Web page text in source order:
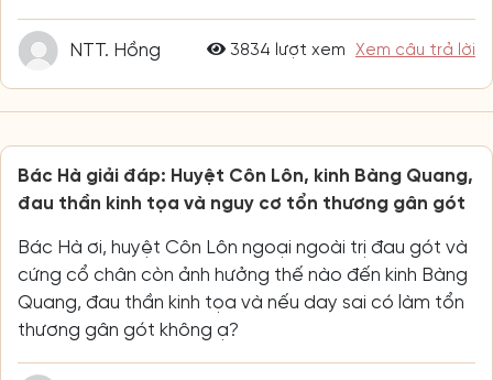
NTT. Hồng 3834 lượt xem Xem câu trả lời
Bác Hà giải đáp: Huyệt Côn Lôn, kinh Bàng Quang,
đau thần kinh tọa và nguy cơ tổn thương gân gót
Bác Hà ơi, huyệt Côn Lôn ngoại ngoài trị đau gót và
cứng cổ chân còn ảnh hưởng thế nào đến kinh Bàng
Quang, đau thần kinh tọa và nếu day sai có làm tổn
thương gân gót không ạ?